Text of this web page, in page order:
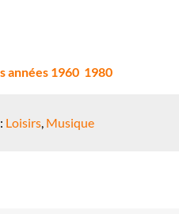
1960  1980
Loisirs, Musique